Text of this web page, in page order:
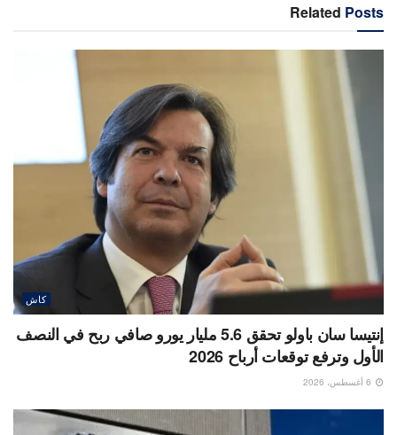
Related Posts
كاش
إنتيسا سان باولو تحقق 5.6 مليار يورو صافي ربح في النصف
الأول وترفع توقعات أرباح 2026